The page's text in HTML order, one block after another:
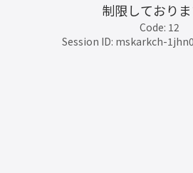
制限しておりま
Code: 12
Session ID: mskarkch-